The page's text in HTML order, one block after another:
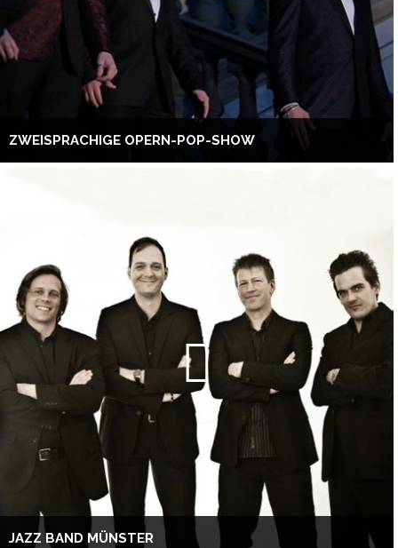
ZWEISPRACHIGE OPERN-POP-SHOW
JAZZ BAND MÜNSTER